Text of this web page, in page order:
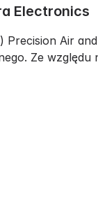
Electronics
Air
Ze